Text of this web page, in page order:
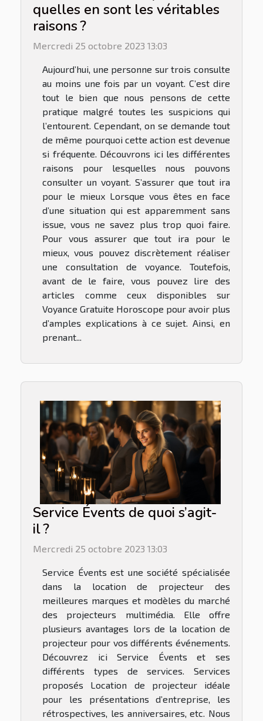
quelles en sont les véritables
raisons ?
Mercredi 25 octobre 2023 13:03
Aujourd’hui, une personne sur trois consulte
au moins une fois par un voyant. C’est dire
tout le bien que nous pensons de cette
pratique malgré toutes les suspicions qui
l’entourent. Cependant, on se demande tout
de même pourquoi cette action est devenue
si fréquente. Découvrons ici les différentes
raisons pour lesquelles nous pouvons
consulter un voyant. S’assurer que tout ira
pour le mieux Lorsque vous êtes en face
d’une situation qui est apparemment sans
issue, vous ne savez plus trop quoi faire.
Pour vous assurer que tout ira pour le
mieux, vous pouvez discrètement réaliser
une consultation de voyance. Toutefois,
avant de le faire, vous pouvez lire des
articles comme ceux disponibles sur
Voyance Gratuite Horoscope pour avoir plus
d’amples explications à ce sujet. Ainsi, en
prenant...
Service Évents de quoi s’agit-
il ?
Mercredi 25 octobre 2023 13:03
Service Évents est une société spécialisée
dans la location de projecteur des
meilleures marques et modèles du marché
des projecteurs multimédia. Elle offre
plusieurs avantages lors de la location de
projecteur pour vos différents événements.
Découvrez ici Service Évents et ses
différents types de services. Services
proposés Location de projecteur idéale
pour les présentations d’entreprise, les
rétrospectives, les anniversaires, etc. Nous